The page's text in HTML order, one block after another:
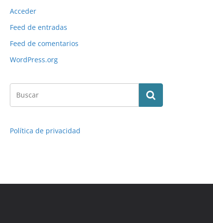
Acceder
Feed de entradas
Feed de comentarios
WordPress.org
Política de privacidad